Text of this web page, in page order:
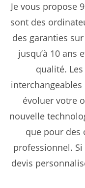
Je vous propose
sont des
des garanties
jusqu’à 10 ans
qualité.
évoluer votre
nouvelle
que pour des
professionnel.
devis